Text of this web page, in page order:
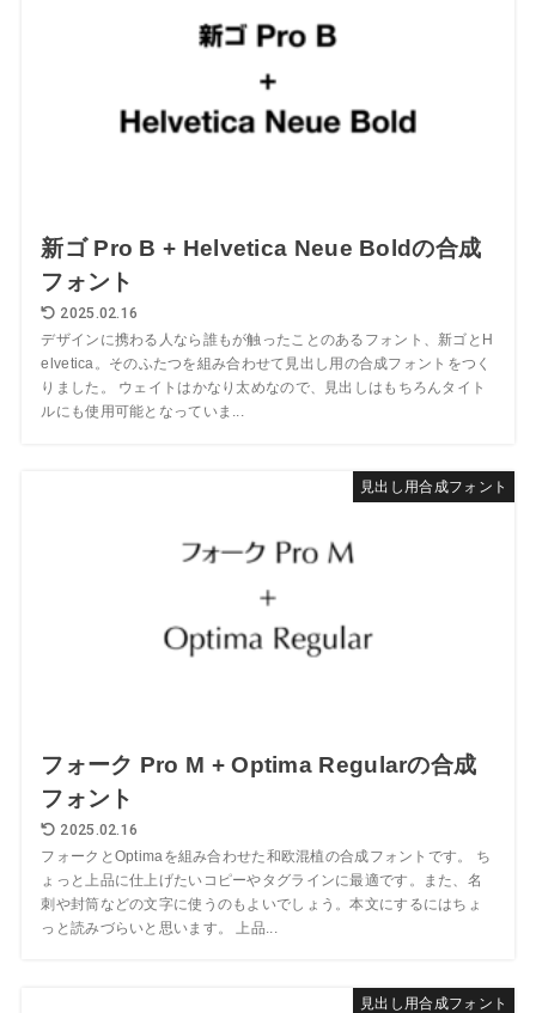
新ゴ Pro B + Helvetica Neue Boldの合成
フォント
2025.02.16
デザインに携わる人なら誰もが触ったことのあるフォント、新ゴとH
elvetica。そのふたつを組み合わせて見出し用の合成フォントをつく
りました。 ウェイトはかなり太めなので、見出しはもちろんタイト
ルにも使用可能となっていま...
見出し用合成フォント
フォーク Pro M + Optima Regularの合成
フォント
2025.02.16
フォークとOptimaを組み合わせた和欧混植の合成フォントです。 ち
ょっと上品に仕上げたいコピーやタグラインに最適です。また、名
刺や封筒などの文字に使うのもよいでしょう。本文にするにはちょ
っと読みづらいと思います。 上品...
見出し用合成フォント